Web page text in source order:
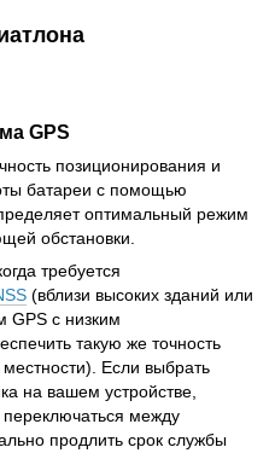
GPS
позиционирования и
батареи с помощью
оптимальный режим
обстановки.
требуется
(вблизи высоких зданий или
GPS с низким
такую же точность
Если выбрать
на вашем устройстве,
между
продлить срок службы